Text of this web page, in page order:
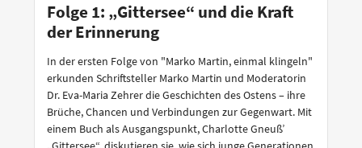
Folge 1: „Gittersee“ und die Kraft
der Erinnerung
In der ersten Folge von "Marko Martin, einmal klingeln"
erkunden Schriftsteller Marko Martin und Moderatorin
Dr. Eva-Maria Zehrer die Geschichten des Ostens – ihre
Brüche, Chancen und Verbindungen zur Gegenwart. Mit
einem Buch als Ausgangspunkt, Charlotte Gneuß’